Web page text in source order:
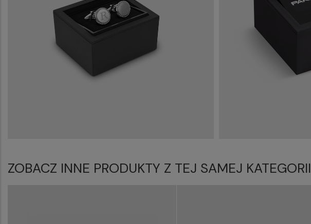
ZOBACZ INNE PRODUKTY Z TEJ SAMEJ KATEGORII